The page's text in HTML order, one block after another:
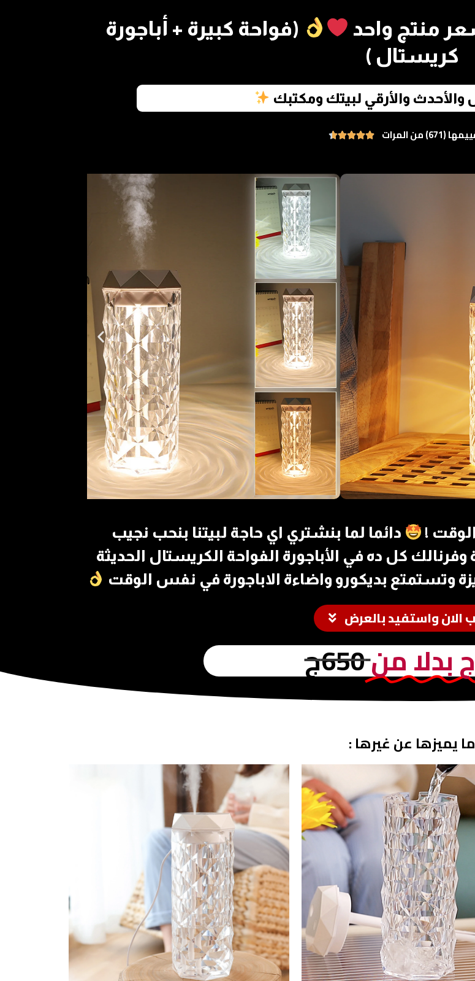
منتج واحد
(فواحة كبيرة + أباجورة
كريستال )
والأحدث والأرقي لبيتك ومكتبك
من المرات 




!
دائما لما بنشتري اي حاجة لبيتنا بنحب نجيب
وفرنالك كل ده في الأباجورة الفواحة الكريستال الحديثة
وتستمتع بديكورو واضاءة الاباجورة في نفس الوقت
الان واستفيد بالعرض
650ج
ما يميزها عن غيرها :